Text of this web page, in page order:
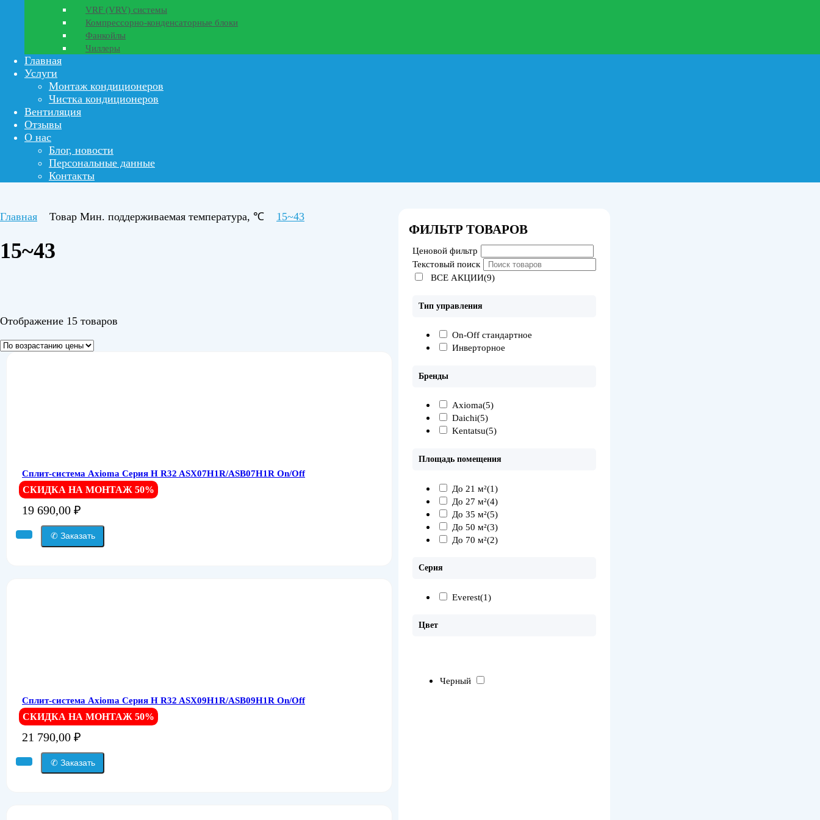
VRF (VRV) системы
Компрессорно-конденсаторные блоки
Фанкойлы
Чиллеры
Главная
Услуги
Монтаж кондиционеров
Чистка кондиционеров
Вентиляция
Отзывы
О нас
Блог, новости
Персональные данные
Контакты
Главная Товар Мин. поддерживаемая температура, ℃ 15~43
15~43
Отображение 15 товаров
Сплит-система Axioma Серия H R32 ASX07H1R/ASB07H1R On/Off
СКИДКА НА МОНТАЖ 50%
19 690,00 ₽
✆ Заказать
Сплит-система Axioma Серия H R32 ASX09H1R/ASB09H1R On/Off
СКИДКА НА МОНТАЖ 50%
21 790,00 ₽
✆ Заказать
ФИЛЬТР ТОВАРОВ
Ценовой фильтр
Текстовый поиск
ВСЕ АКЦИИ(9)
Тип управления
On-Off стандартное
Инверторное
Бренды
Axioma(5)
Daichi(5)
Kentatsu(5)
Площадь помещения
До 21 м²(1)
До 27 м²(4)
До 35 м²(5)
До 50 м²(3)
До 70 м²(2)
Серия
Everest(1)
Цвет
Черный